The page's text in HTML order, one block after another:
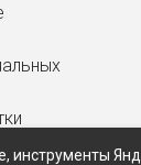
инструменты